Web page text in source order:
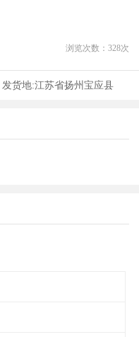
浏览次数： 328次
发货地:江苏省扬州宝应县